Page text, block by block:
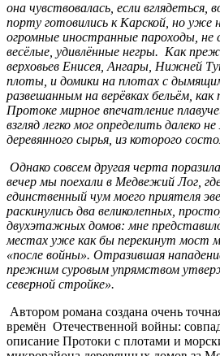
она чувствовалась, если
порту готовились к Карской, но уже
огромные иностранные пароходы, не
весёлые, удивлённые негры. Как
верховьев Енисея, Ангары, Нижней
плоты, и домики на плотах с
развешанным на верёвках бельём, как
Протоке мирное впечатление
взгляд легко мог определить далеко
деревянного сырья, из которого
Однако совсем другая черта
вечер мы поехали в Медвежий Лог,
единственный чум моего приятеля
раскинулись два великолеп­ных,
двухэтажных домов: мне
местах уже как бы перекинут мост
«после войны». Отразившая
прежним суровым упрямством
северной стройке».
Автором романа создана очень
времён Отечественной войны:
описание Протоки с плотами и